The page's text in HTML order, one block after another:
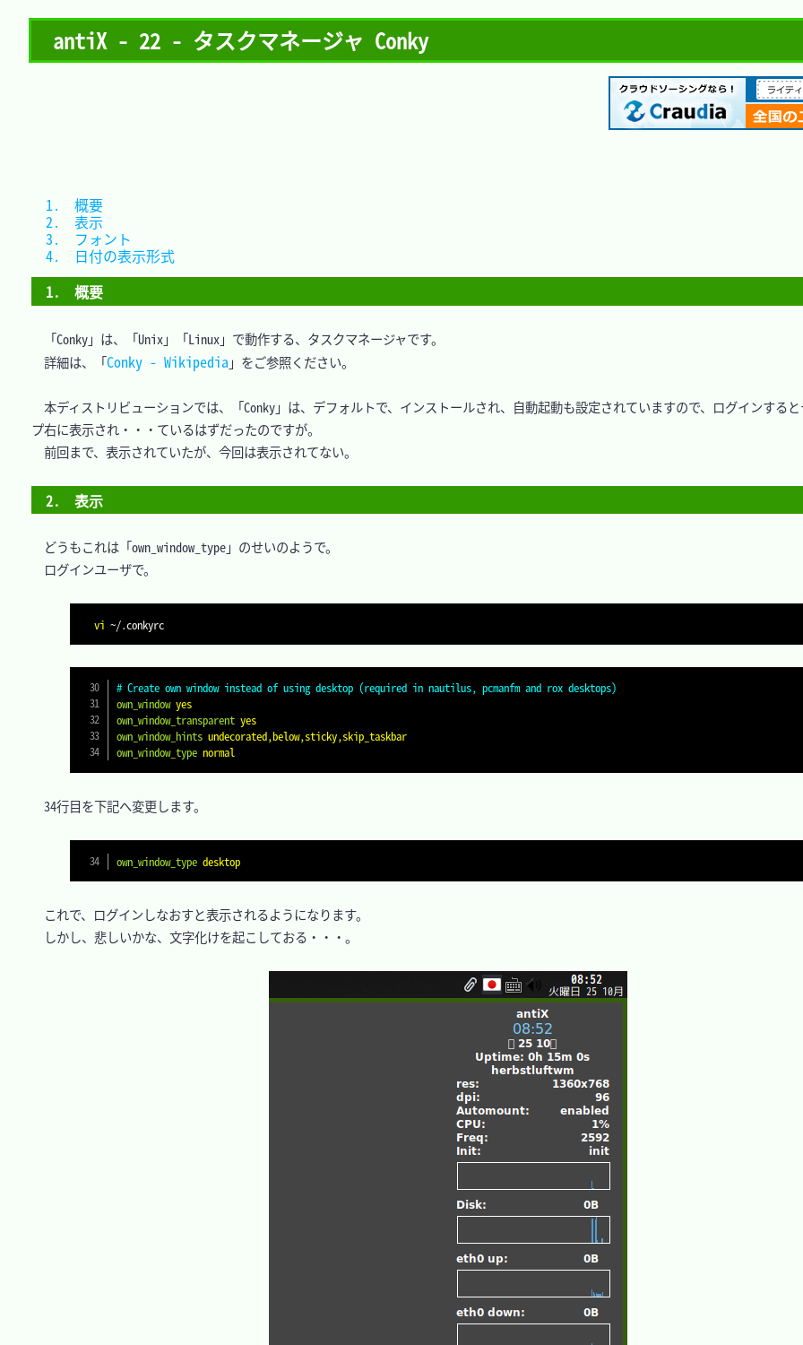
antiX - 22 - タスクマネージャ Conky
1.　概要
「Conky」は、「Unix」「Linux」で動作する、タスクマネージャです。
詳細は、「Conky - Wikipedia 」をご参照ください。
本ディストリビューションでは、「Conky」は、デフォルトで、インストールされ、自動起動も設定されていますので、ログインする
プ右に表示され・・・ているはずだったのですが。
前回まで、表示されていたが、今回は表示されてない。
2.　表示
どうもこれは「own_window_type」のせいのようで。
ログインユーザで。
vi
# Create own window instead of using desktop (required in nautilus, pcmanfm and rox desktops)
own_window yes
own_window_transparent yes
own_window_hints undecorated,below,sticky,skip_taskbar
own_window_type normal
34行目を下記へ変更します。
own_window_type desktop
これで、ログインしなおすと表示されるようになります。
しかし、悲しいかな、文字化けを起こしておる・・・。